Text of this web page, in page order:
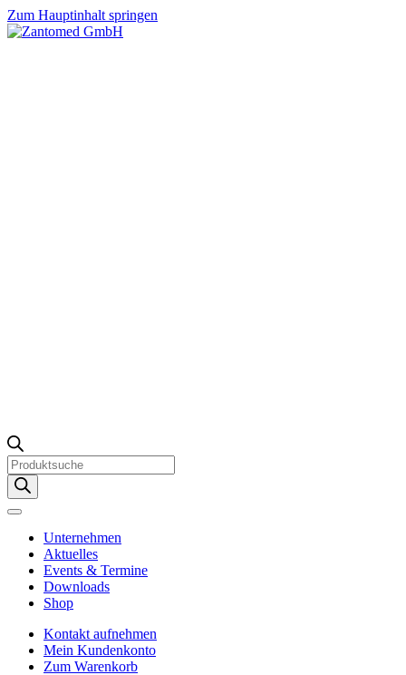
Zum Hauptinhalt springen
Products
search
Unternehmen
Aktuelles
Events & Termine
Downloads
Shop
Kontakt aufnehmen
Mein Kundenkonto
Zum Warenkorb